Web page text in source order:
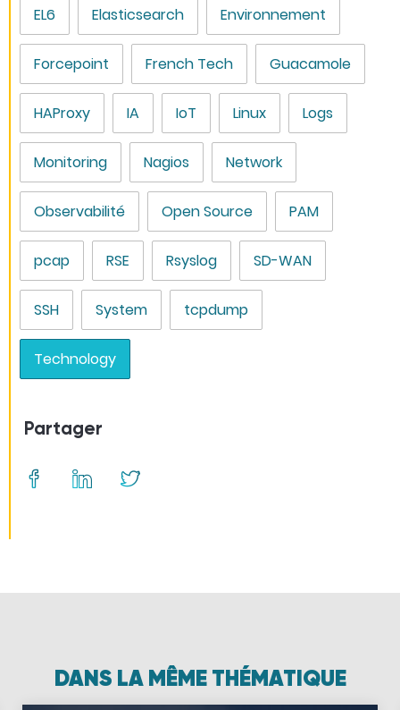
EL6 Elasticsearch Environnement
Forcepoint French Tech Guacamole
HAProxy IA IoT Linux Logs
Monitoring Nagios Network
Observabilité Open Source PAM
pcap RSE Rsyslog SD-WAN
SSH System tcpdump
Technology
Partager
DANS LA MÊME THÉMATIQUE